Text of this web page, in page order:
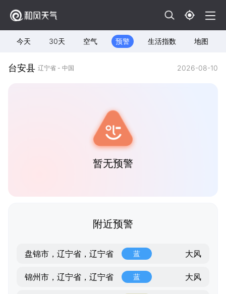
今天 30天 空气 预警 生活指数 地图
台安县 辽宁省 - 中国 2026-08-10
暂无预警
附近预警
盘锦市，辽宁省，辽宁省 蓝 大风
锦州市，辽宁省，辽宁省 蓝 大风